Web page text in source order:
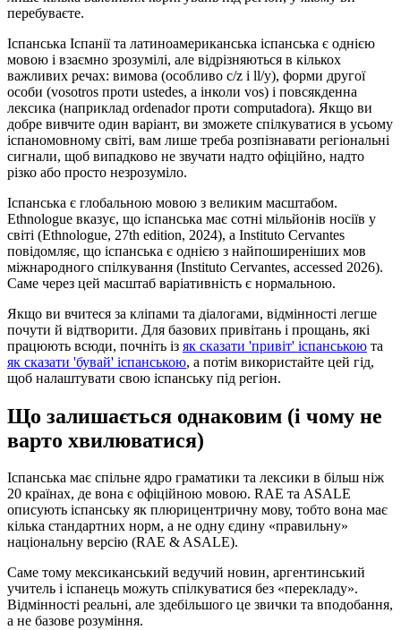
перебуваєте.
Іспанська Іспанії та латиноамериканська іспанська є однією
мовою і взаємно зрозумілі, але відрізняються в кількох
важливих речах: вимова (особливо c/z і ll/y), форми другої
особи (vosotros проти ustedes, а інколи vos) і повсякденна
лексика (наприклад ordenador проти computadora). Якщо ви
добре вивчите один варіант, ви зможете спілкуватися в усьому
іспаномовному світі, вам лише треба розпізнавати регіональні
сигнали, щоб випадково не звучати надто офіційно, надто
різко або просто незрозуміло.
Іспанська є глобальною мовою з великим масштабом.
Ethnologue вказує, що іспанська має сотні мільйонів носіїв у
світі (Ethnologue, 27th edition, 2024), а Instituto Cervantes
повідомляє, що іспанська є однією з найпоширеніших мов
міжнародного спілкування (Instituto Cervantes, accessed 2026).
Саме через цей масштаб варіативність є нормальною.
Якщо ви вчитеся за кліпами та діалогами, відмінності легше
почути й відтворити. Для базових привітань і прощань, які
працюють всюди, почніть із як сказати 'привіт' іспанською та
як сказати 'бувай' іспанською, а потім використайте цей гід,
щоб налаштувати свою іспанську під регіон.
Що залишається однаковим (і чому не
варто хвилюватися)
Іспанська має спільне ядро граматики та лексики в більш ніж
20 країнах, де вона є офіційною мовою. RAE та ASALE
описують іспанську як плюрицентричну мову, тобто вона має
кілька стандартних норм, а не одну єдину «правильну»
національну версію (RAE & ASALE).
Саме тому мексиканський ведучий новин, аргентинський
учитель і іспанець можуть спілкуватися без «перекладу».
Відмінності реальні, але здебільшого це звички та вподобання,
а не базове розуміння.